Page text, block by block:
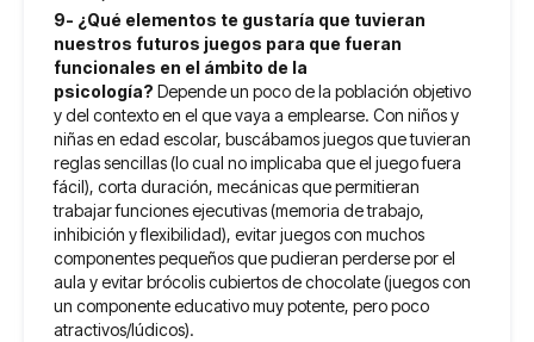
9- ¿Qué elementos te gustaría que tuvieran
nuestros futuros juegos para que fueran
funcionales en el ámbito de la
psicología? Depende un poco de la población objetivo
y del contexto en el que vaya a emplearse. Con niños y
niñas en edad escolar, buscábamos juegos que tuvieran
reglas sencillas (lo cual no implicaba que el juego fuera
fácil), corta duración, mecánicas que permitieran
trabajar funciones ejecutivas (memoria de trabajo,
inhibición y flexibilidad), evitar juegos con muchos
componentes pequeños que pudieran perderse por el
aula y evitar brócolis cubiertos de chocolate (juegos con
un componente educativo muy potente, pero poco
atractivos/lúdicos).